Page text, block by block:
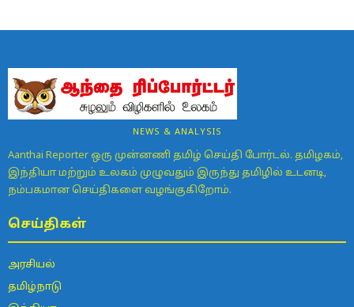
NEWS & ANALYSIS
Aanthai Reporter ஒரு முன்னணி தமிழ் செய்தி போர்டல். தமிழகம்,
இந்தியா மற்றும் உலகம் முழுவதும் இருந்து தமிழில் உடனடி,
நம்பகமான செய்திகளை வழங்குகிறோம்.
செய்திகள்
அரசியல்
தமிழ்நாடு